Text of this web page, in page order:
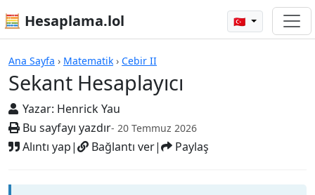
🧮 Hesaplama.lol 🇹🇷
Ana Sayfa › Matematik › Cebir II
Sekant Hesaplayıcı
Yazar: Henrick Yau
Bu sayfayı yazdır- 20 Temmuz 2026
Alıntı yap| Bağlantı ver| Paylaş
Hesap Makineleri